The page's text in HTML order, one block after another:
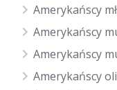
Amerykańscy
Amerykańscy
Amerykańscy
Amerykańscy